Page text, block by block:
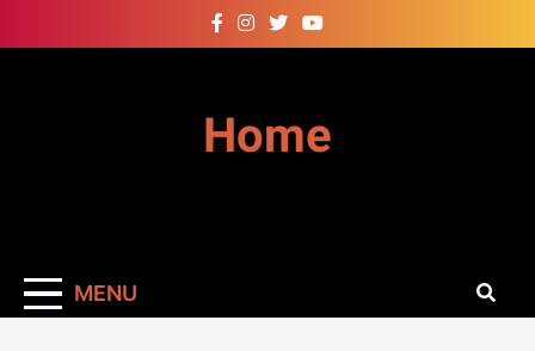
to
Home
MENU